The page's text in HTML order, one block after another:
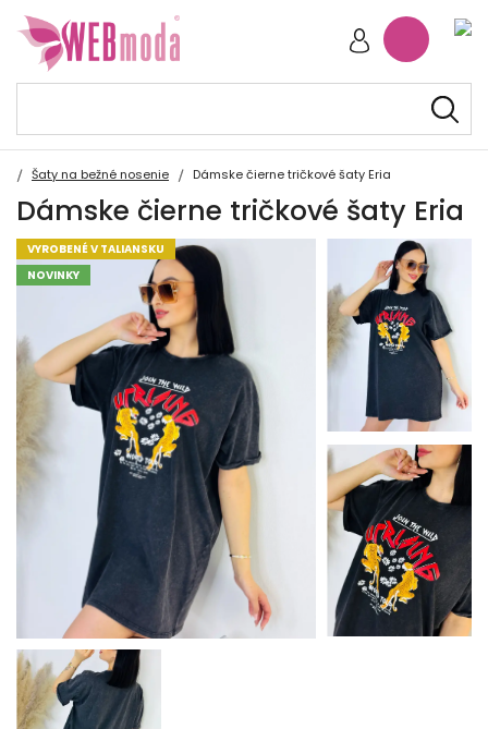
Šaty na bežné nosenie Dámske čierne tričkové šaty Eria
Dámske čierne tričkové šaty Eria
VYROBENÉ V TALIANSKU
NOVINKY